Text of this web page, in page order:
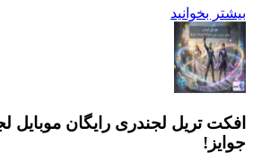
بیشتر بخوانید
افکت تریل لجندری رایگان موبایل
جوایز!